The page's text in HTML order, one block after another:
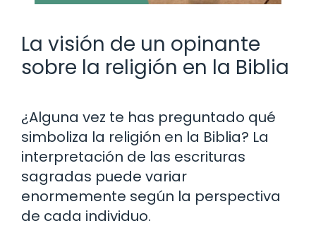
La visión de un opinante
sobre la religión en la Biblia
¿Alguna vez te has preguntado qué
simboliza la religión en la Biblia? La
interpretación de las escrituras
sagradas puede variar
enormemente según la perspectiva
de cada individuo.